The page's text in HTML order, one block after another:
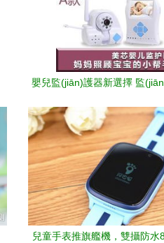
嬰兒監(jiān)護器新選擇 監
兒童手表推旗艦機，雙攝防水